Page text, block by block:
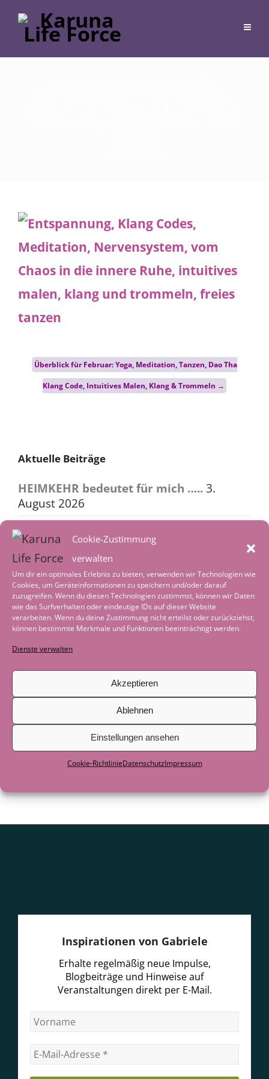
Cookie-Zustimmung
verwalten
Um dir ein optimales Erlebnis zu bieten, verwenden wir Technologien wie
Cookies, um Geräteinformationen zu speichern und/oder darauf
zuzugreifen. Wenn du diesen Technologien zustimmst, können wir Daten
wie das Surfverhalten oder eindeutige IDs auf dieser Website
verarbeiten. Wenn du deine Zustimmung nicht erteilst oder zurückziehst,
können bestimmte Merkmale und Funktionen beeinträchtigt werden.
Dienste verwalten
Akzeptieren
Ablehnen
Einstellungen ansehen
Cookie-RichtlinieDatenschutzImpressum
Post
navigation
Überblick für Februar: Yoga, Meditation, Tanzen, Dao Tha
Klang Code, Intuitives Malen, Klang & Trommeln →
Aktuelle Beiträge
HEIMKEHR bedeutet für mich …..3.
August 2026
Heimkehr – in ein reguliertes
Nervensystem 2. August 2026
Worte der Achtsamkeit im August 1.
August 2026
Tiefenentspannung – wenn die Welt leise
wird4. Juli 2026
Geschichte zum Nachdenken: Als das
Boot nicht mehr gebraucht wurde
Juni 2026
Als der See zum Lehrer wurde29. Juni
Inspirationen von Gabriele
Erhalte regelmäßig neue Impulse,
Blogbeiträge und Hinweise auf
Veranstaltungen direkt per E-Mail.